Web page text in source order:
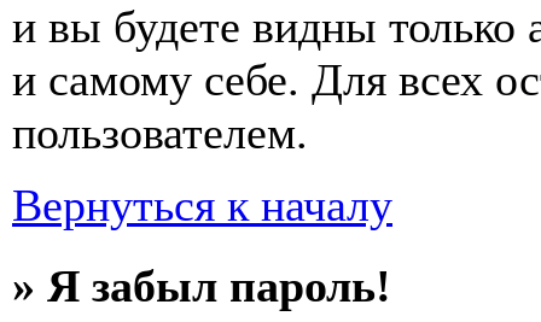
и вы будете видны только
и самому себе. Для всех
пользователем.
Вернуться к началу
» Я забыл пароль!